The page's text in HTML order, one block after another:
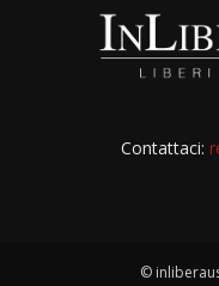
Contattaci:
©